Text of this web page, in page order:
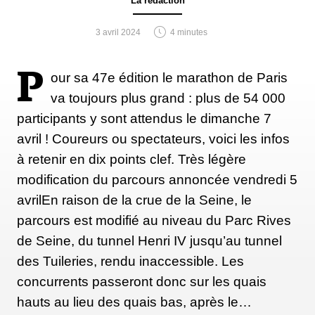
importante, son secret pour réussir en tant qu'athlète
est simple : l'amitié. L'idée d'un groupe solidaire
avec lequel courir lui avait rendu le cross-country
attrayant au lycée, et c'est ce qui a continué à
permettre à Iain de rester motivé pour courir et se
dépasser en vieillissant. Il s'entraîne avec un groupe
de course régulier qui se réunit plusieurs fois par
semaine pour "souffrir" ensemble.
Mélanger les distances
"J'aime vraiment mes longues courses et mes
3 avril 2024 4 minutes
P our sa 47e édition le marathon de Paris
va toujours plus grand : plus de 54 000
participants y sont attendus le dimanche 7
avril ! Coureurs ou spectateurs, voici les infos
à retenir en dix points clef. Très légère
modification du parcours annoncée vendredi 5
avrilEn raison de la crue de la Seine, le
parcours est modifié au niveau du Parc Rives
de Seine, du tunnel Henri IV jusqu’au tunnel
des Tuileries, rendu inaccessible. Les
concurrents passeront donc sur les quais
hauts au lieu des quais bas, après le…